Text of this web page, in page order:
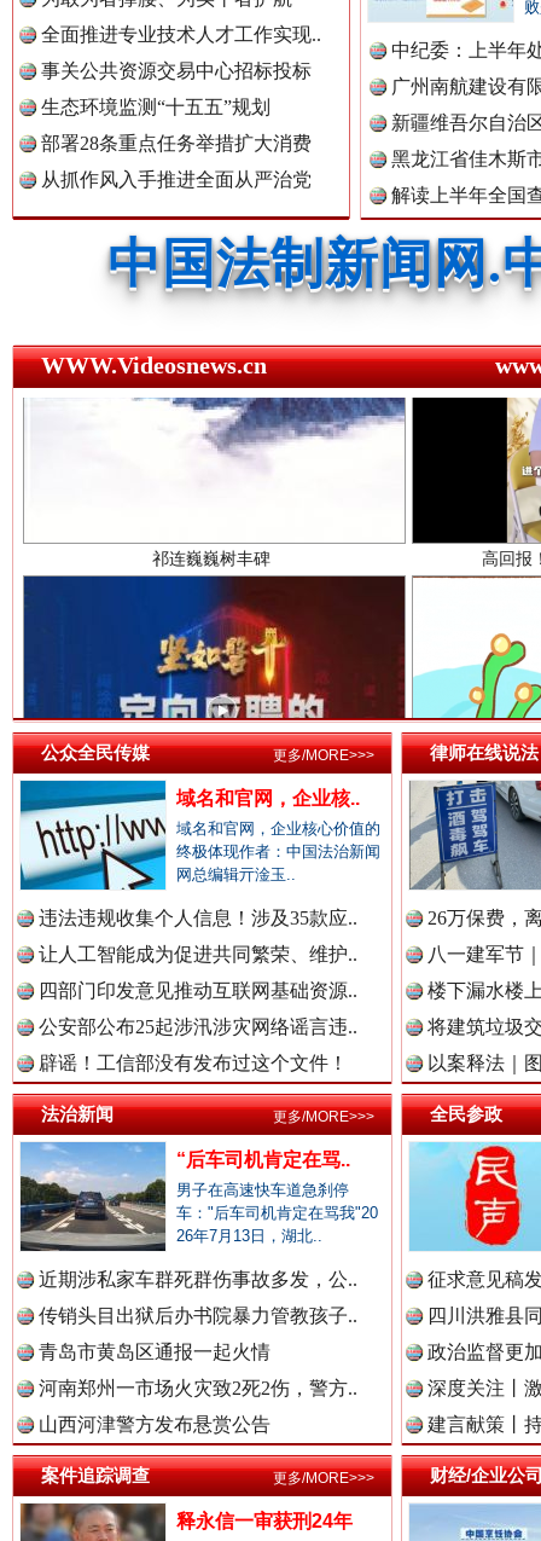
全面推进专业技术人才工作实现..
事关公共资源交易中心招标投标
生态环境监测“十五五”规划
部署28条重点任务举措扩大消费
从抓作风入手推进全面从严治党
中纪委：上半年
广州南航建设有
新疆维吾尔自治
黑龙江省佳木斯
解读上半年全国
数据
中国公共新闻网.
中国法制新闻网.
中国法治新闻网.
中国法院新闻网.
中国检察新闻网.
中国医药新闻网.
中国企业新闻网.
中国农业新闻网.
中国视频新闻网.
中国廉政法纪网.
中国律师在线.
中国参政网.中
中国全民新闻网.
WWW.Videosnews.cn
三年瞒报超千万 隐匿收入偷税被查处..
祁连巍巍树丰碑 高回报
一枚“钉子”竟然扎入要害部门
雄关漫道展新颜 “
衣柜里的秘密 高速路
公众全民传媒
域名和官网，企业核..
域名和官网，企业核心价值的
终极体现作者：中国法治新闻
网总编辑亓淦玉..
违法违规收集个人信息！涉及35款应..
让人工智能成为促进共同繁荣、维护..
四部门印发意见推动互联网基础资源..
公安部公布25起涉汛涉灾网络谣言违..
辟谣！工信部没有发布过这个文件！
更多/MORE>>> 律师在线说法
26万保费，
八一建军节
楼下漏水楼
将建筑垃圾
以案释法｜
法治新闻
“后车司机肯定在骂..
男子在高速快车道急刹停
车："后车司机肯定在骂我"20
26年7月13日，湖北..
近期涉私家车群死群伤事故多发，公..
传销头目出狱后办书院暴力管教孩子..
青岛市黄岛区通报一起火情
河南郑州一市场火灾致2死2伤，警方..
山西河津警方发布悬赏公告
更多/MORE>>> 全民参政
征求意见稿
四川洪雅县
政治监督更
深度关注丨
建言献策丨
案件追踪调查
释永信一审获刑24年
更多/MORE>>> 财经/企业公